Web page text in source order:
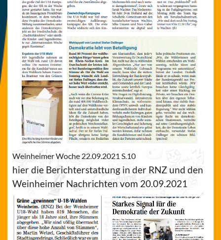
Weinheimer Woche 22.09.2021 S.10
hier die Berichterstattung in der RNZ und den
Weinheimer Nachrichten vom 20.09.2021